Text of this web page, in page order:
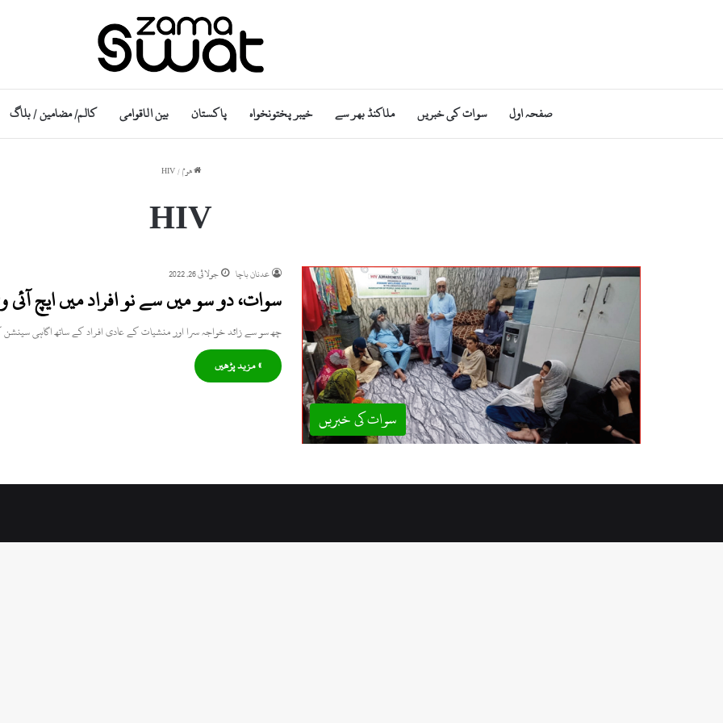
صفحہ اول سوات کی خبریں ملاکنڈ بھر سے خیبر پختونخواہ پاکستان بین الاقوامی کالم/ مضامین / بلاگ
ھوم /
HIV
HIV
سوات کی خبریں
عدنان باچا جولائی 26, 2022
سوات، دو سو میں سے نو افراد میں ایچ
چھ سو سے زائد خواجہ سرا اور منشیات کے عادی افراد کے ساتھ اگاہی
» مزید پڑھیں